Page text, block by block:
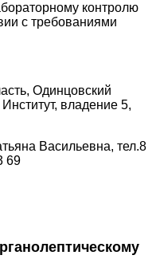
контролю
с требованиями
Одинцовский
владение 5,
Васильевна, тел.8
69